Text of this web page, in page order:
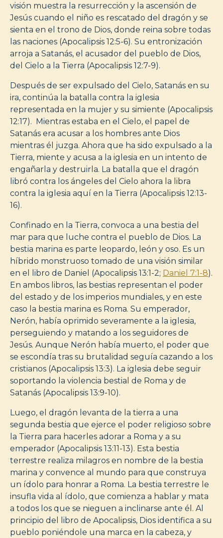
visión muestra la resurrección y la ascensión de
Jesús cuando el niño es rescatado del dragón y se
sienta en el trono de Dios, donde reina sobre todas
las naciones (Apocalipsis 12:5-6). Su entronización
arroja a Satanás, el acusador del pueblo de Dios,
del Cielo a la Tierra (Apocalipsis 12:7-9).
Después de ser expulsado del Cielo, Satanás en su
ira, continúa la batalla contra la iglesia
representada en la mujer y su simiente (Apocalipsis
12:17). Mientras estaba en el Cielo, el papel de
Satanás era acusar a los hombres ante Dios
mientras él juzga. Ahora que ha sido expulsado a la
Tierra, miente y acusa a la iglesia en un intento de
engañarla y destruirla. La batalla que el dragón
libró contra los ángeles del Cielo ahora la libra
contra la iglesia aquí en la Tierra (Apocalipsis 12:13-
16).
Confinado en la Tierra, convoca a una bestia del
mar para que luche contra el pueblo de Dios. La
bestia marina es parte leopardo, león y oso. Es un
híbrido monstruoso tomado de una visión similar
en el libro de Daniel (Apocalipsis 13:1-2; Daniel 7:1-8).
En ambos libros, las bestias representan el poder
del estado y de los imperios mundiales, y en este
caso la bestia marina es Roma. Su emperador,
Nerón, había oprimido severamente a la iglesia,
perseguiendo y matando a los seguidores de
Jesús. Aunque Nerón había muerto, el poder que
se escondía tras su brutalidad seguía cazando a los
cristianos (Apocalipsis 13:3). La iglesia debe seguir
soportando la violencia bestial de Roma y de
Satanás (Apocalipsis 13:9-10).
Luego, el dragón levanta de la tierra a una
segunda bestia que ejerce el poder religioso sobre
la Tierra para hacerles adorar a Roma y a su
emperador (Apocalipsis 13:11-13). Esta bestia
terrestre realiza milagros en nombre de la bestia
marina y convence al mundo para que construya
un ídolo para honrar a Roma. La bestia terrestre le
insufla vida al ídolo, que comienza a hablar y mata
a todos los que se nieguen a inclinarse ante él. Al
principio del libro de Apocalipsis, Dios identifica a su
pueblo poniéndole una marca en la cabeza, y